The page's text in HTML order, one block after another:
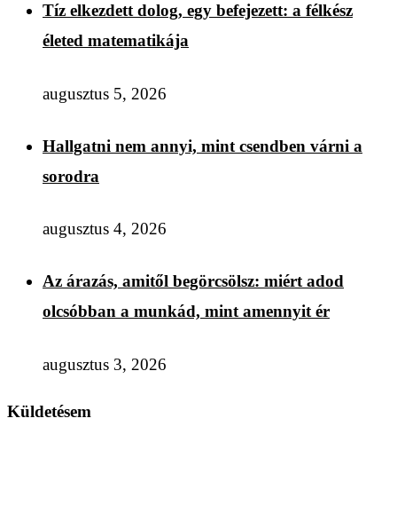
Tíz elkezdett dolog, egy befejezett: a félkész
életed matematikája
augusztus 5, 2026
Hallgatni nem annyi, mint csendben várni a
sorodra
augusztus 4, 2026
Az árazás, amitől begörcsölsz: miért adod
olcsóbban a munkád, mint amennyit ér
augusztus 3, 2026
Küldetésem